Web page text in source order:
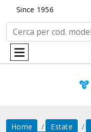
Since 1956
Home Estate